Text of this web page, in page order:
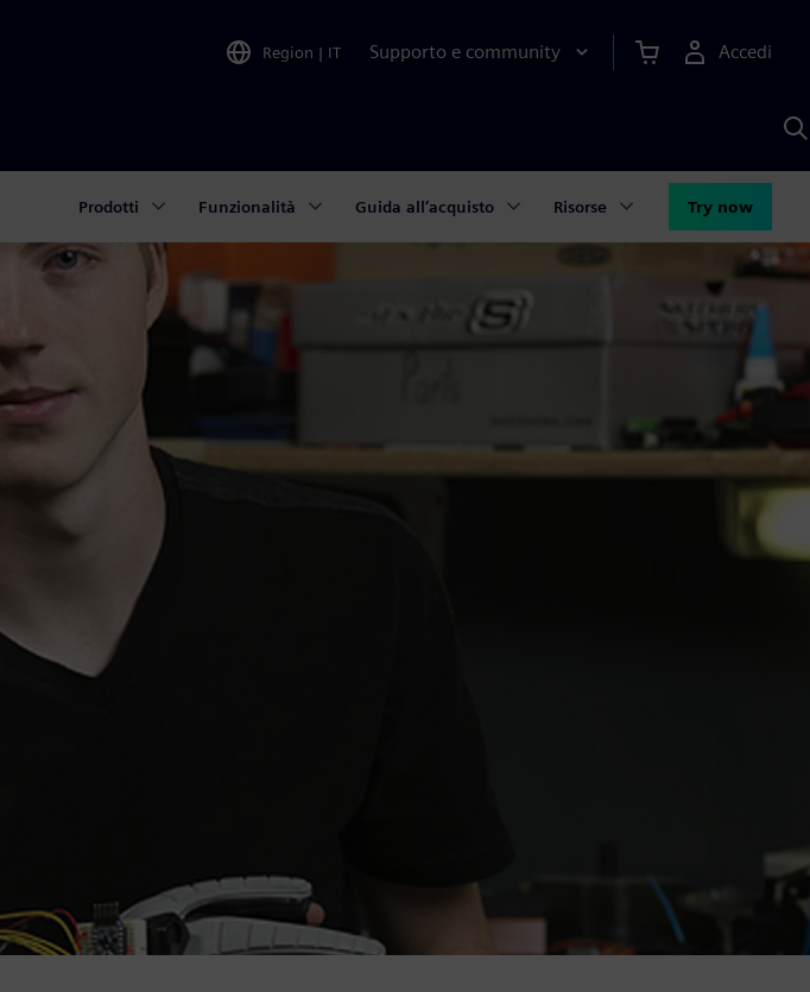
Region | IT Supporto e community Accedi
Prodotti Funzionalità Guida all’acquisto Risorse Try now